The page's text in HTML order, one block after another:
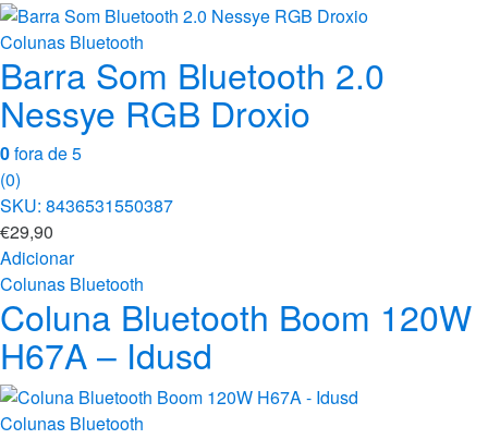
Colunas Bluetooth
Barra Som Bluetooth 2.0
Nessye RGB Droxio
0fora de 5
(0)
SKU: 8436531550387
€29,90
Adicionar
Colunas Bluetooth
Coluna Bluetooth Boom 120W
H67A – Idusd
Colunas Bluetooth